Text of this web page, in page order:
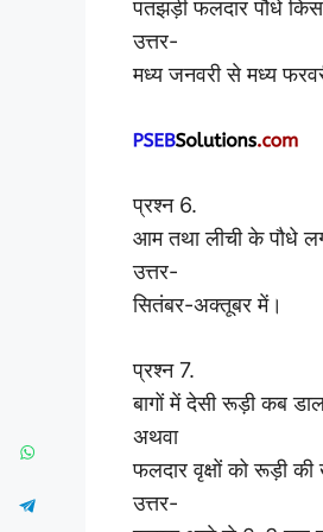
पतझड़ी फलदार पौधे
उत्तर-
मध्य जनवरी से मध्य
प्रश्न 6.
आम तथा लीची के पौधे
उत्तर-
सितंबर-अक्तूबर में।
प्रश्न 7.
बागों में देसी रूड़ी कब
अथवा
फलदार वृक्षों को रूड़ी की
उत्तर-